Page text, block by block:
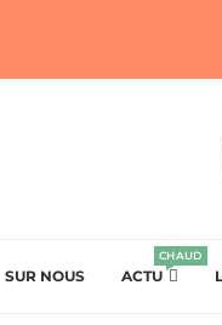
SUR NOUS ACTU
CHAUD